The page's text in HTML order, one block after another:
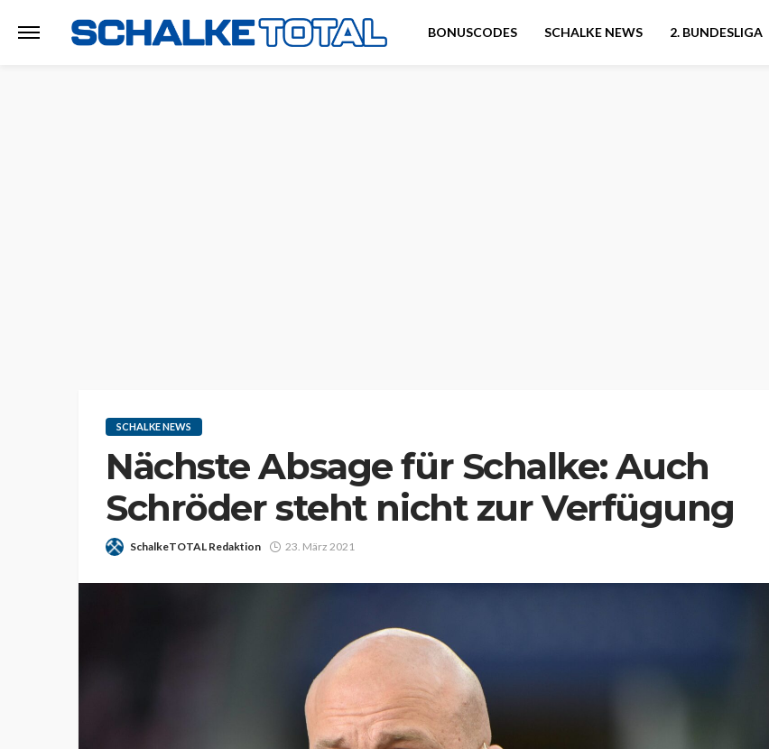
BONUSCODES SCHALKE NEWS 2. BUNDESLIGA
SCHALKE NEWS
Nächste Absage für Schalke: Auch
Schröder steht nicht zur Verfügung
SchalkeTOTAL Redaktion 23. März 2021